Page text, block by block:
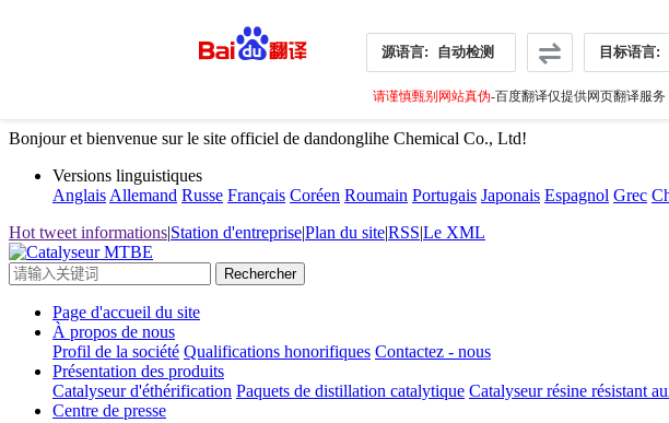
源语言: 自动检测 目标语言:
请谨慎甄别网站真伪-百度翻译仅提供网页翻译服